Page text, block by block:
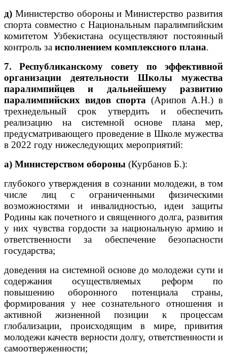
д) Министерство обороны и Министерство развития
спорта совместно с Национальным паралимпийским
комитетом Узбекистана осуществляют постоянный
контроль за исполнением комплексного плана.
7. Республиканскому совету по эффективной
организации деятельности Школы мужества
паралимпийцев и дальнейшему развитию
паралимпийских видов спорта (Арипов А.Н.) в
трехнедельный срок утвердить и обеспечить
реализацию на системной основе плана мер,
предусматривающего проведение в Школе мужества
в 2022 году нижеследующих мероприятий:
а) Министерством обороны (Курбанов Б.):
глубокого утверждения в сознании молодежи, в том
числе лиц с ограниченными физическими
возможностями и инвалидностью, идеи защиты
Родины как почетного и священного долга, развития
у них чувства гордости за национальную армию и
ответственности за обеспечение безопасности
государства;
доведения на системной основе до молодежи сути и
содержания осуществляемых реформ по
повышению оборонного потенциала страны,
формирования у нее сознательного отношения и
активной жизненной позиции к процессам
глобализации, происходящим в мире, привития
молодежи качеств верности долгу, ответственности и
самоотверженности;